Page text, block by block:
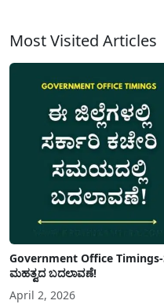
Most Visited Articles
Government Office
ಮಹತ್ವದ ಬದಲಾವಣೆ!
April 2, 2026